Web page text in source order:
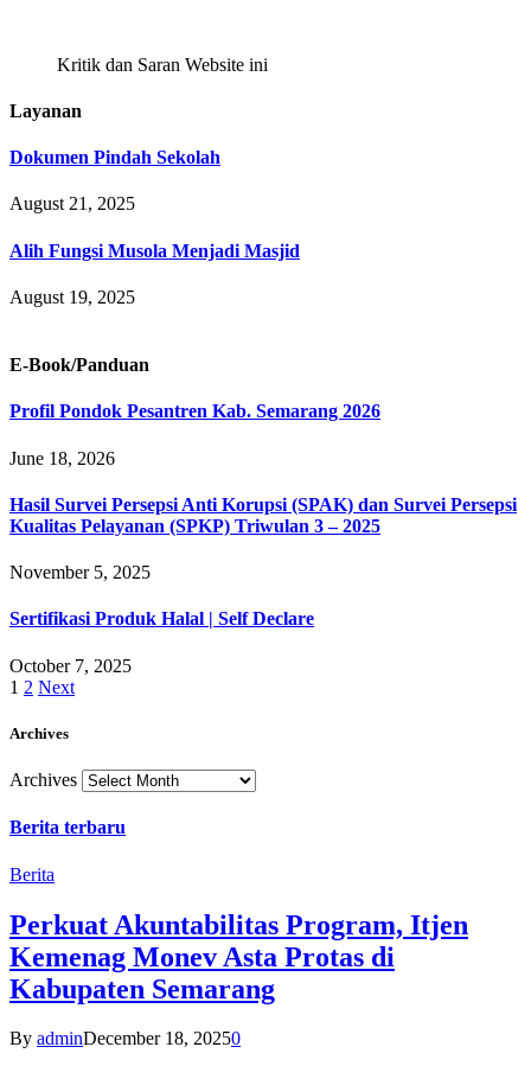
Kritik dan Saran Website ini
Layanan
Dokumen Pindah Sekolah
August 21, 2025
Alih Fungsi Musola Menjadi Masjid
August 19, 2025
E-Book/Panduan
Profil Pondok Pesantren Kab. Semarang 2026
June 18, 2026
Hasil Survei Persepsi Anti Korupsi (SPAK) dan Survei Persepsi
Kualitas Pelayanan (SPKP) Triwulan 3 – 2025
November 5, 2025
Sertifikasi Produk Halal | Self Declare
October 7, 2025
1 2 Next
Archives
Archives
Berita terbaru
Berita
Perkuat Akuntabilitas Program, Itjen
Kemenag Monev Asta Protas di
Kabupaten Semarang
By adminDecember 18, 20250